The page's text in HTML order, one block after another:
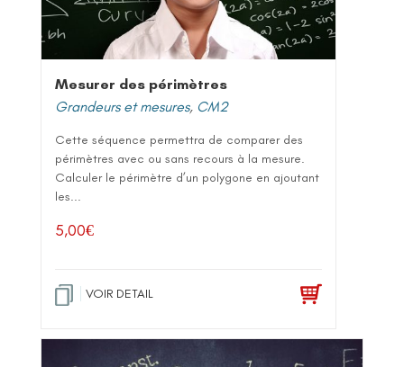
Mesurer des périmètres
Grandeurs et mesures, CM2
Cette séquence permettra de comparer des
périmètres avec ou sans recours à la mesure.
Calculer le périmètre d’un polygone en ajoutant
les...
5,00€
VOIR DETAIL